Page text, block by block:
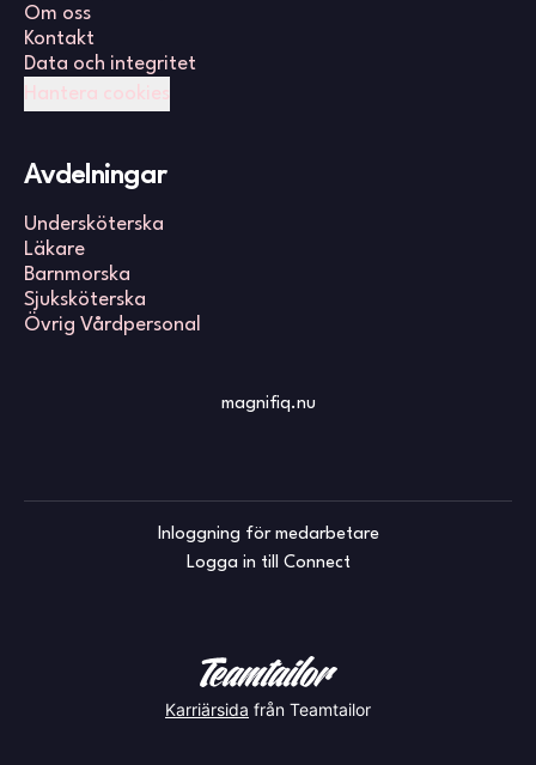
Om oss
Kontakt
Data och integritet
Hantera cookies
Avdelningar
Undersköterska
Läkare
Barnmorska
Sjuksköterska
Övrig Vårdpersonal
magnifiq.nu
Inloggning för medarbetare
Logga in till Connect
Karriärsida från Teamtailor